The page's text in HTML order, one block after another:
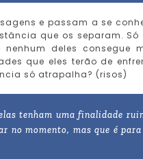
e passam a se
que os separam. Só
deles consegue
que eles terão de
só atrapalha? (risos)
tenham uma finalidade
no momento, mas que é